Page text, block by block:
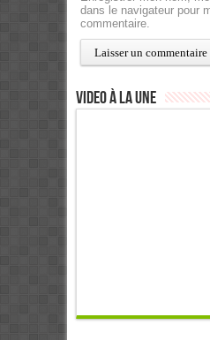
dans le navigateur pour
commentaire.
Video à la Une